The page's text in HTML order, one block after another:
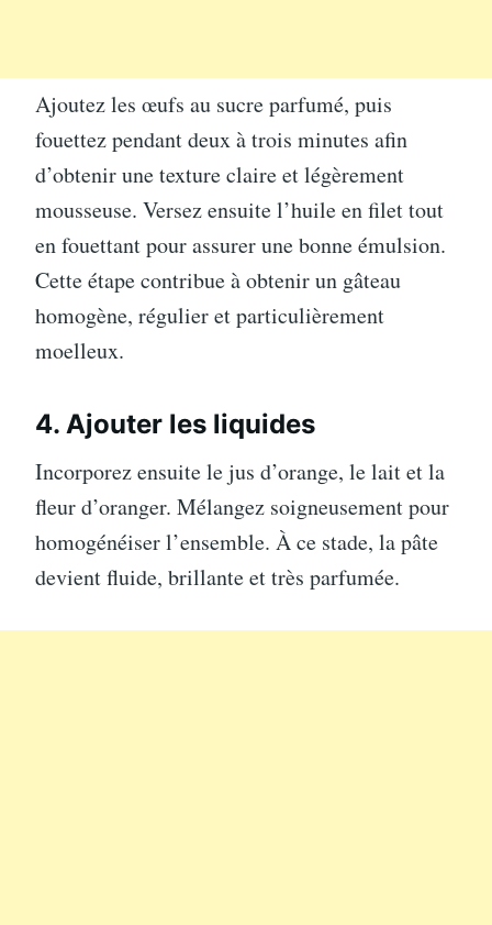
Ajoutez les œufs au sucre parfumé, puis
fouettez pendant deux à trois minutes afin
d’obtenir une texture claire et légèrement
mousseuse. Versez ensuite l’huile en filet tout
en fouettant pour assurer une bonne émulsion.
Cette étape contribue à obtenir un gâteau
homogène, régulier et particulièrement
moelleux.
4. Ajouter les liquides
Incorporez ensuite le jus d’orange, le lait et la
fleur d’oranger. Mélangez soigneusement pour
homogénéiser l’ensemble. À ce stade, la pâte
devient fluide, brillante et très parfumée.